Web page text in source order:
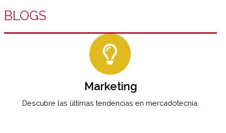
BLOGS
Marketing
Descubre las últimas tendencias en mercadotecnia.